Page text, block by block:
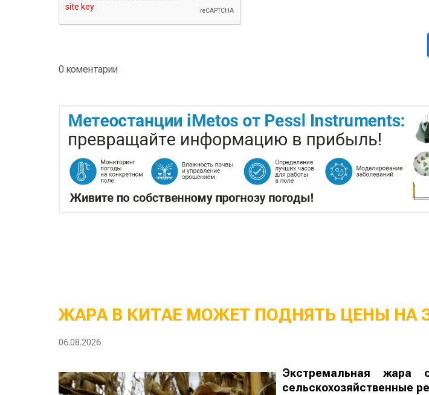
0 коментарии
ЖАРА В КИТАЕ МОЖЕТ ПОДНЯТЬ ЦЕНЫ НА
06.08.2026
Экстремальная жара
сельскохозяйственные